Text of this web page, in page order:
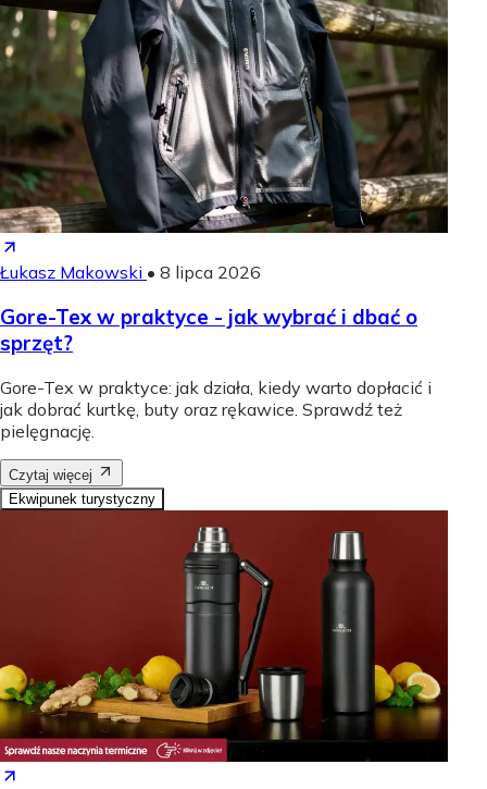
Łukasz Makowski • 8 lipca 2026
Gore-Tex w praktyce - jak wybrać i dbać o
sprzęt?
Gore-Tex w praktyce: jak działa, kiedy warto dopłacić i
jak dobrać kurtkę, buty oraz rękawice. Sprawdź też
pielęgnację.
Czytaj więcej
Ekwipunek turystyczny